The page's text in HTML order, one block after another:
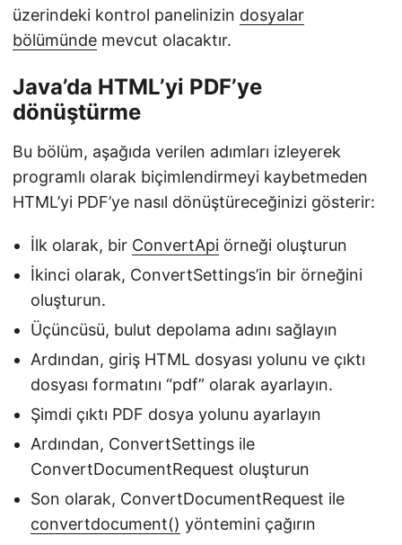
üzerindeki kontrol panelinizin dosyalar
bölümünde mevcut olacaktır.
Java’da HTML’yi PDF’ye
dönüştürme
Bu bölüm, aşağıda verilen adımları izleyerek
programlı olarak biçimlendirmeyi kaybetmeden
HTML’yi PDF’ye nasıl dönüştüreceğinizi gösterir:
İlk olarak, bir ConvertApi örneği oluşturun
İkinci olarak, ConvertSettings’in bir örneğini
oluşturun.
Üçüncüsü, bulut depolama adını sağlayın
Ardından, giriş HTML dosyası yolunu ve çıktı
dosyası formatını “pdf” olarak ayarlayın.
Şimdi çıktı PDF dosya yolunu ayarlayın
Ardından, ConvertSettings ile
ConvertDocumentRequest oluşturun
Son olarak, ConvertDocumentRequest ile
convertdocument() yöntemini çağırın